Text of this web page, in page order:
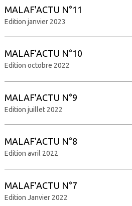
MALAF'ACTU N°11
Edition janvier 2023
MALAF'ACTU N°10
Edition octobre 2022
MALAF'ACTU N°9
Edition juillet 2022
MALAF'ACTU N°8
Edition avril 2022
MALAF'ACTU N°7
Edition Janvier 2022